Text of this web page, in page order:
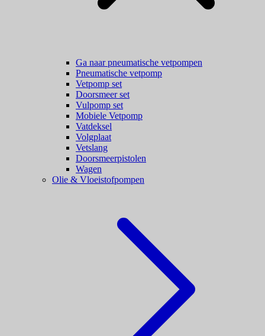
Ga naar pneumatische vetpompen
Pneumatische vetpomp
Vetpomp set
Doorsmeer set
Vulpomp set
Mobiele Vetpomp
Vatdeksel
Volgplaat
Vetslang
Doorsmeerpistolen
Wagen
Olie & Vloeistofpompen